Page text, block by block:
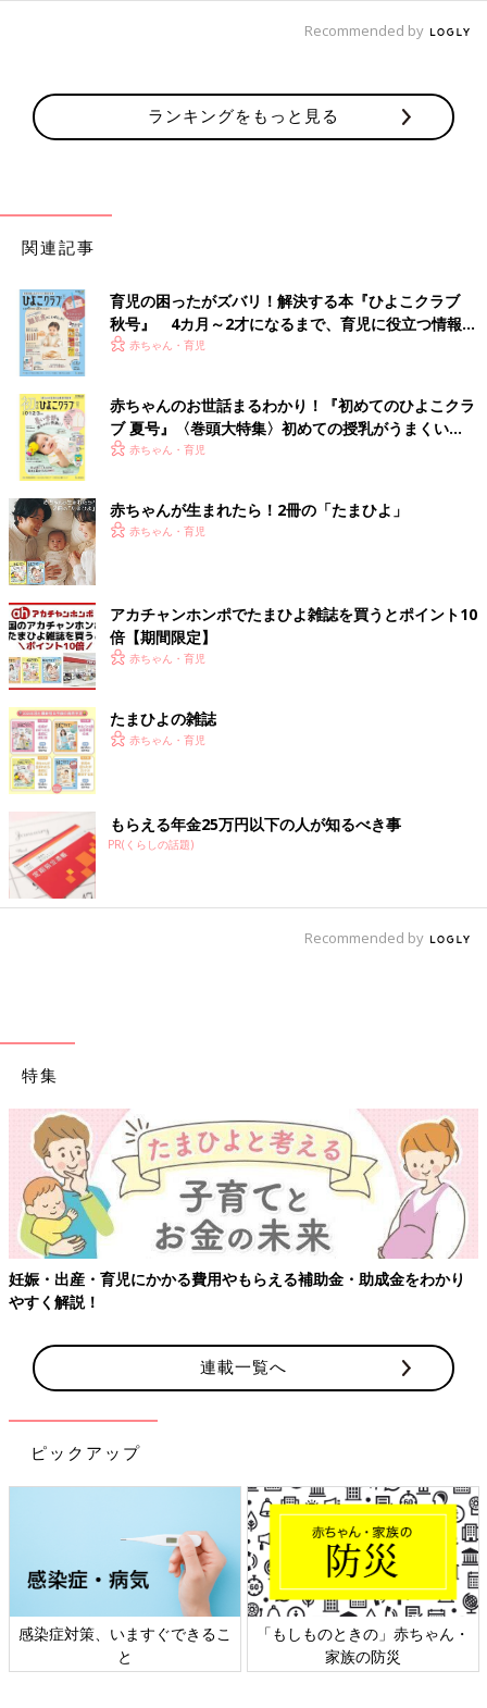
Recommended by
ランキングをもっと見る
関連記事
育児の困ったがズバリ！解決する本『ひよこクラブ
秋号』 4カ月～2才になるまで、育児に役立つ情報が
いっぱい！
赤ちゃん・育児
赤ちゃんのお世話まるわかり！『初めてのひよこクラ
ブ 夏号』〈巻頭大特集〉初めての授乳がうまくい
く！ おっぱい・ミルクの基本と夏のトラブル 解決テ
赤ちゃん・育児
赤ちゃんが生まれたら！2冊の「たまひよ」
赤ちゃん・育児
アカチャンホンポでたまひよ雑誌を買うとポイント10
倍【期間限定】
赤ちゃん・育児
たまひよの雑誌
赤ちゃん・育児
もらえる年金25万円以下の人が知るべき事
PR(くらしの話題)
Recommended by
特集
妊娠・出産・育児にかかる費用やもらえる補助金・助成金をわかり
やすく解説！
連載一覧へ
ピックアップ
感染症対策、いますぐできるこ
と
「もしものときの」赤ちゃん・
家族の防災